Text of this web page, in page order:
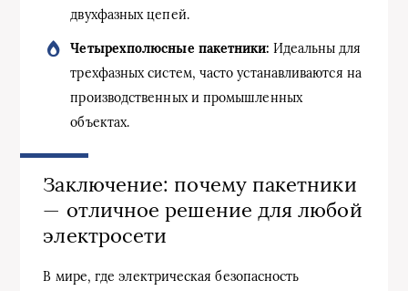
двухфазных цепей.
Четырехполюсные пакетники: Идеальны для
трехфазных систем, часто устанавливаются на
производственных и промышленных
объектах.
Заключение: почему пакетники
— отличное решение для любой
электросети
В мире, где электрическая безопасность